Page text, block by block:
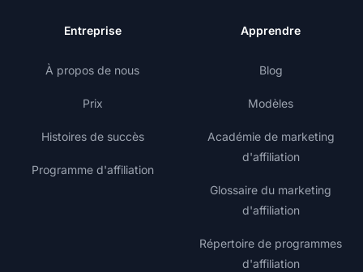
Entreprise
À propos de nous
Prix
Histoires de succès
Programme d'affiliation
Apprendre
Blog
Modèles
Académie de marketing
d'affiliation
Glossaire du marketing
d'affiliation
Répertoire de programmes
d'affiliation